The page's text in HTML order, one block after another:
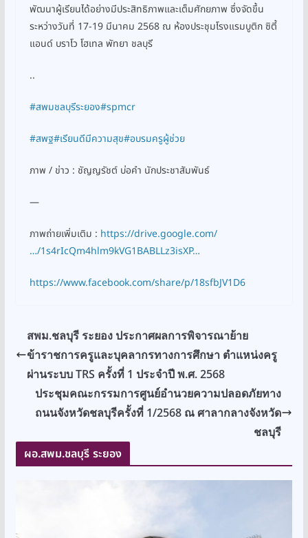
พัฒนาผู้เรียนได้อย่างมีประสิทธิภาพและเต็มศักยภาพ ซึ่งจัดขึ้น
ระหว่างวันที่ 17-19 มีนาคม 2568 ณ ห้องประชุมโรงแรมบูติก ซิตี้
แอนด์ บราโว โฮเทล พัทยา ชลบุรี
..
#สพมชลบุรีระยอง#spmcr
#สพฐ#เรียนดีมีความสุข#อบรมครูผู้ช่วย
ภาพ / ข่าว : ชัญญรัชต์ บ่อคำ นักประชาสัมพันธ์
—
ภาพถ่ายเพิ่มเติม : https://drive.google.com/
…/1s4rIcQm4hlm9kVG1BABLLz3isXP…
https://www.facebook.com/share/p/18sfbJV1D6
สพม.ชลบุรี ระยอง ประกาศผลการพิจารณาย้าย
ข้าราชการครูและบุคลากรทางการศึกษา ตำแหน่งครู
ผ่านระบบ TRS ครั้งที่ 1 ประจำปี พ.ศ. 2568
ประชุมคณะกรรมการศูนย์อำนวยความปลอดภัยทาง
ถนนจังหวัดชลบุรีครั้งที่ 1/2568 ณ ศาลากลางจังหวัด
ชลบุรี
ผอ.สพม.ชลบุรี ระยอง